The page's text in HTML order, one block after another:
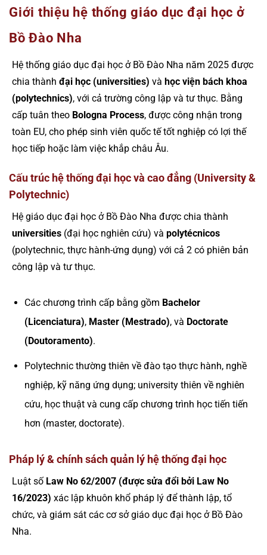
Giới thiệu hệ thống giáo dục đại học ở
Bồ Đào Nha
Hệ thống giáo dục đại học ở Bồ Đào Nha năm 2025 được
chia thành đại học (universities) và học viện bách khoa
(polytechnics), với cả trường công lập và tư thục. Bằng
cấp tuân theo Bologna Process, được công nhận trong
toàn EU, cho phép sinh viên quốc tế tốt nghiệp có lợi thế
học tiếp hoặc làm việc khắp châu Âu.
Cấu trúc hệ thống đại học và cao đẳng (University &
Polytechnic)
Hệ giáo dục đại học ở Bồ Đào Nha được chia thành
universities (đại học nghiên cứu) và polytécnicos
(polytechnic, thực hành-ứng dụng) với cả 2 có phiên bản
công lập và tư thục.
Các chương trình cấp bằng gồm Bachelor
(Licenciatura), Master (Mestrado), và Doctorate
(Doutoramento).
Polytechnic thường thiên về đào tạo thực hành, nghề
nghiệp, kỹ năng ứng dụng; university thiên về nghiên
cứu, học thuật và cung cấp chương trình học tiến tiến
hơn (master, doctorate).
Pháp lý & chính sách quản lý hệ thống đại học
Luật số Law No 62/2007 (được sửa đổi bởi Law No
16/2023) xác lập khuôn khổ pháp lý để thành lập, tổ
chức, và giám sát các cơ sở giáo dục đại học ở Bồ Đào
Nha.